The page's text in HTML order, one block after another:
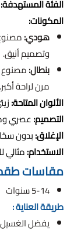
الفئة المستهدفة:
المكونات:
هودي:
وتصميم أنيق.
بنطال:مصنوع
مرن لراحة أكبر.
الألوان المتاحة:
التصميم:عصري
الإغلاق:بدون
الاستخدام:مثالي
مقاسات طقم
5-14 سنوات
طريقة العناية :
يفضل الغسيل